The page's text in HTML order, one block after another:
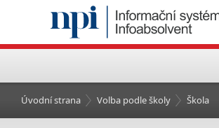
Úvodní strana Volba podle školy Škola